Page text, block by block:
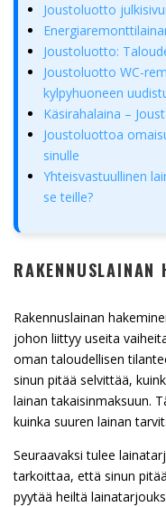
Joustoluotto
Joustoluotto:
Joustoluotto WC-
kylpyhuoneen
Käsirahalaina –
Joustoluottoa
sinulle
Yhteisvastuullinen
se teille?
RAKENNUSLAINAN
Rakennuslainan
johon liittyy useita
oman taloudellisen
sinun pitää selvittää,
lainan takaisinmaksuun.
kuinka suuren lainan
Seuraavaksi tulee
tarkoittaa, että sinun
pyytää heiltä